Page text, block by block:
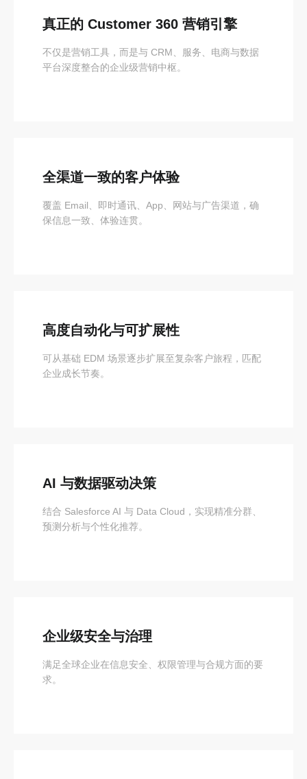
真正的 Customer 360 营销引擎
不仅是营销工具，而是与 CRM、服务、电商与数据
平台深度整合的企业级营销中枢。
全渠道一致的客户体验
覆盖 Email、即时通讯、App、网站与广告渠道，确
保信息一致、体验连贯。
高度自动化与可扩展性
可从基础 EDM 场景逐步扩展至复杂客户旅程，匹配
企业成长节奏。
AI 与数据驱动决策
结合 Salesforce AI 与 Data Cloud，实现精准分群、
预测分析与个性化推荐。
企业级安全与治理
满足全球企业在信息安全、权限管理与合规方面的要
求。